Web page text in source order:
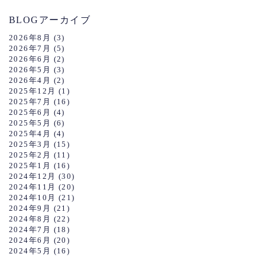
BLOGアーカイブ
2026年8月 (3)
2026年7月 (5)
2026年6月 (2)
2026年5月 (3)
2026年4月 (2)
2025年12月 (1)
2025年7月 (16)
2025年6月 (4)
2025年5月 (6)
2025年4月 (4)
2025年3月 (15)
2025年2月 (11)
2025年1月 (16)
2024年12月 (30)
2024年11月 (20)
2024年10月 (21)
2024年9月 (21)
2024年8月 (22)
2024年7月 (18)
2024年6月 (20)
2024年5月 (16)